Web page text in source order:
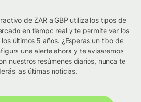
de ZAR a GBP utiliza los tipos de
en tiempo real y te permite ver los
últimos 5 años. ¿Esperas un tipo de
una alerta ahora y te avisaremos
nuestros resúmenes diarios, nunca te
las últimas noticias.